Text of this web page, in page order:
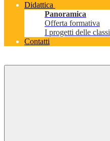
Didattica
Panoramica
Offerta formativa
I progetti delle classi
Contatti